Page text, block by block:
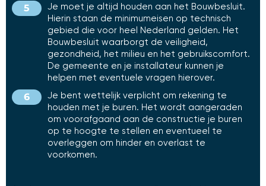
Je moet je altijd houden aan het Bouwbesluit.
Hierin staan de minimumeisen op technisch
gebied die voor heel Nederland gelden. Het
Bouwbesluit waarborgt de veiligheid,
gezondheid, het milieu en het gebruikscomfort.
De gemeente en je installateur kunnen je
helpen met eventuele vragen hierover.
Je bent wettelijk verplicht om rekening te
houden met je buren. Het wordt aangeraden
om voorafgaand aan de constructie je buren
op te hoogte te stellen en eventueel te
overleggen om hinder en overlast te
voorkomen.